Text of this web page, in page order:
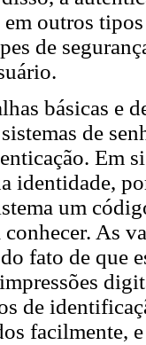
outros
de
básicas e
de
Em
identidade,
um
As
fato de que
de
facilmente,